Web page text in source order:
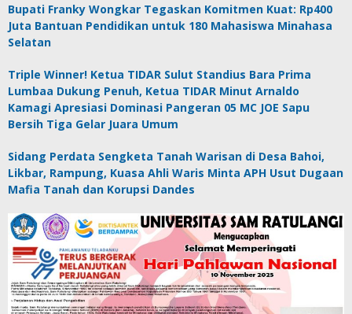
Bupati Franky Wongkar Tegaskan Komitmen Kuat: Rp400
Juta Bantuan Pendidikan untuk 180 Mahasiswa Minahasa
Selatan
Triple Winner! Ketua TIDAR Sulut Standius Bara Prima
Lumbaa Dukung Penuh, Ketua TIDAR Minut Arnaldo
Kamagi Apresiasi Dominasi Pangeran 05 MC JOE Sapu
Bersih Tiga Gelar Juara Umum
Sidang Perdata Sengketa Tanah Warisan di Desa Bahoi,
Likbar, Rampung, Kuasa Ahli Waris Minta APH Usut Dugaan
Mafia Tanah dan Korupsi Dandes